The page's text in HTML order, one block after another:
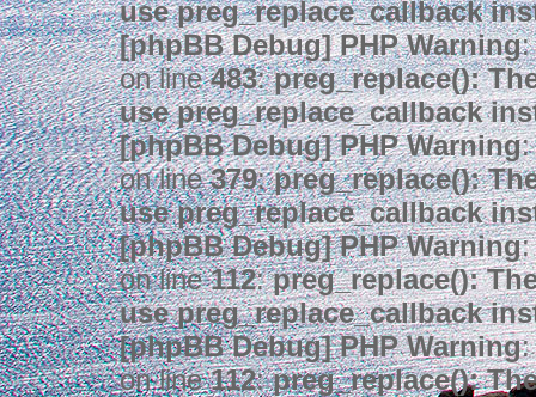
use preg_replace_callback
[phpBB Debug] PHP Warning:
on line483:preg_replace():
use preg_replace_callback
[phpBB Debug] PHP Warning:
on line379:preg_replace():
use preg_replace_callback
[phpBB Debug] PHP Warning:
on line112:preg_replace():
use preg_replace_callback
[phpBB Debug] PHP Warning:
on line112:preg_replace():